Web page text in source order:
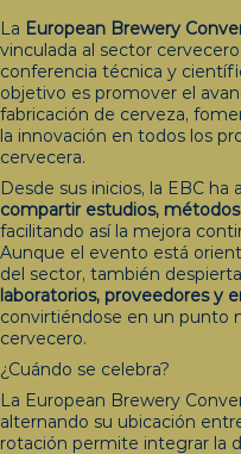
La European Brewery
vinculada al sector
conferencia técnica y
objetivo es promover el
fabricación de cerveza,
la innovación en todos los
cervecera.
Desde sus inicios, la EBC
compartir estudios,
facilitando así la mejora
Aunque el evento está
del sector, también
laboratorios, proveedores y
convirtiéndose en un punto
cervecero.
¿Cuándo se celebra?
La European Brewery
alternando su ubicación
rotación permite integrar la